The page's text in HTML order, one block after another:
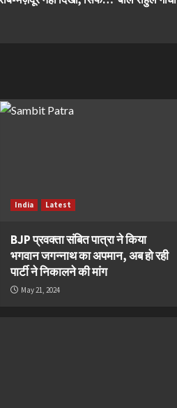
India Latest
BJP प्रवक्ता संबित पात्रा ने किया
भगवान जगन्नाथ का अपमान, अब हो रही
पार्टी ने निकालने की मांग
May 21, 2024